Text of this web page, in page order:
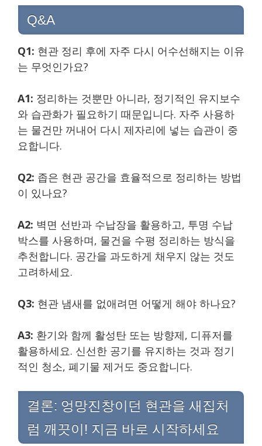
Q&A
Q1: 현관 정리 후에 자주 다시 어수선해지는 이유
는 무엇인가요?
A1: 정리하는 것뿐만 아니라, 정기적인 유지보수
와 습관화가 필요하기 때문입니다. 자주 사용하
는 물건만 꺼내어 다시 제자리에 넣는 습관이 중
요합니다.
Q2: 좁은 현관 공간을 효율적으로 정리하는 방법
이 있나요?
A2: 벽면 선반과 수납장을 활용하고, 투명 수납
박스를 사용하며, 물건을 수평 정리하는 방식을
추천합니다. 공간을 과도하게 채우지 않는 것도
고려하세요.
Q3: 현관 냄새를 없애려면 어떻게 해야 하나요?
A3: 환기와 함께 활성탄 또는 방향제, 디퓨저를
활용하세요. 신선한 공기를 유지하는 것과 정기
적인 청소, 폐기물 제거도 중요합니다.
결론: 엉망진창이던 현관을 새집처
럼 깨끗이! 지금 바로 시작하세요